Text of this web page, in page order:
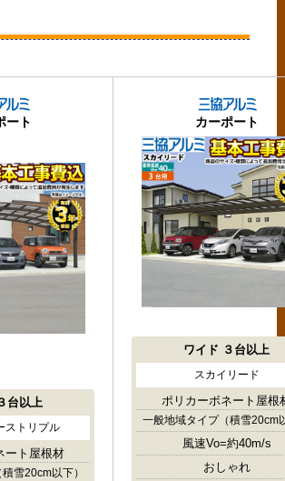
ート
台以上
ストリプル
ート屋根材
積雪20cm以下）
カーポート
ワイド ３台以上
スカイリード
ポリカーボネート屋根
一般地域タイプ（積雪20cm
風速Vo=約40m/s
おしゃれ